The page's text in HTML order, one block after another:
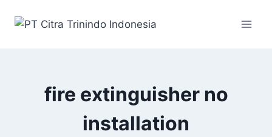
fire extinguisher no
installation